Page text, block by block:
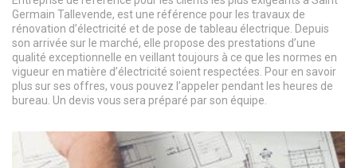
Germain Tallevende, est une référence pour les travaux de
rénovation d’électricité et de pose de tableau électrique. Depuis
son arrivée sur le marché, elle propose des prestations d’une
qualité exceptionnelle en veillant toujours à ce que les normes en
vigueur en matière d’électricité soient respectées. Pour en savoir
plus sur ses offres, vous pouvez l’appeler pendant les heures de
bureau. Un devis vous sera préparé par son équipe.